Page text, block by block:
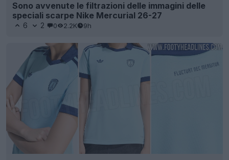
Sono avvenute le filtrazioni delle immagini delle
speciali scarpe Nike Mercurial 26-27
6 2 0 2.2K 9h